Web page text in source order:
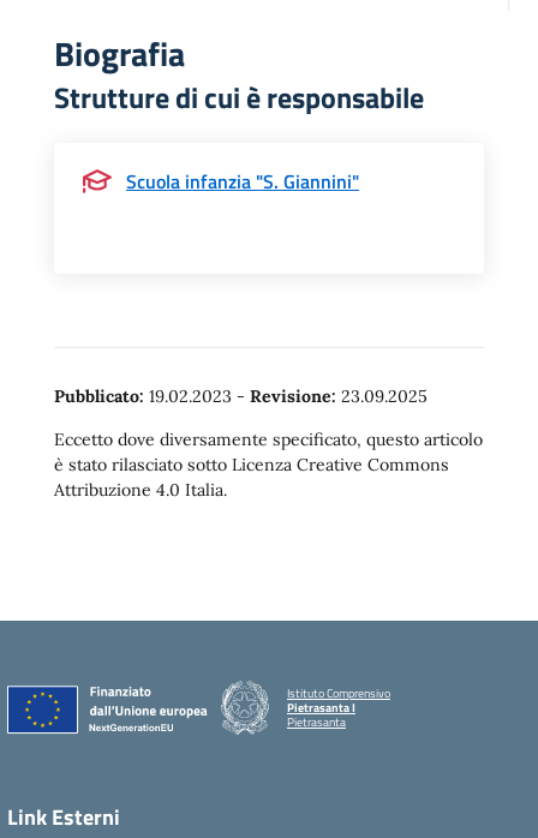
Biografia
Strutture di cui è responsabile
Scuola infanzia "S. Giannini"
Pubblicato: 19.02.2023 - Revisione: 23.09.2025
Eccetto dove diversamente specificato, questo articolo
è stato rilasciato sotto Licenza Creative Commons
Attribuzione 4.0 Italia.
Istituto Comprensivo
Pietrasanta I
Pietrasanta
Link Esterni